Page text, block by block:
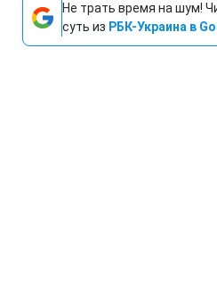
Не трать время на шум!
суть из РБК-Украина в